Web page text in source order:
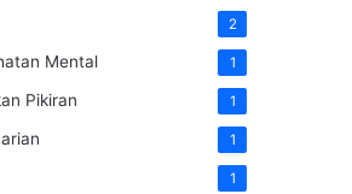
2
Mental 1
Pikiran 1
1
1